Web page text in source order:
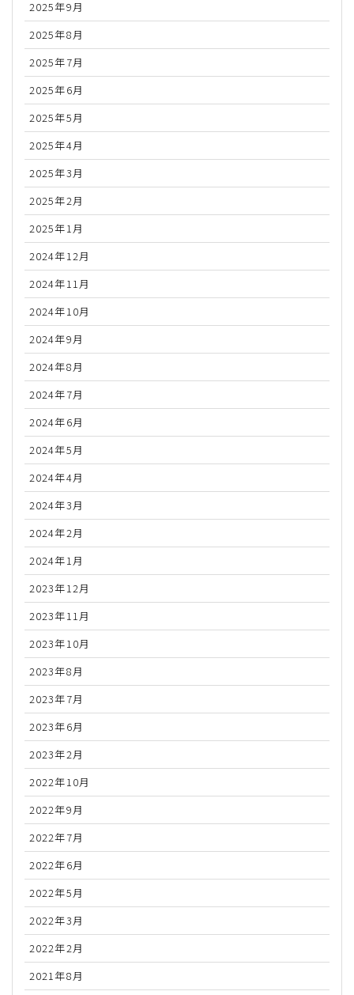
2025年9月
2025年8月
2025年7月
2025年6月
2025年5月
2025年4月
2025年3月
2025年2月
2025年1月
2024年12月
2024年11月
2024年10月
2024年9月
2024年8月
2024年7月
2024年6月
2024年5月
2024年4月
2024年3月
2024年2月
2024年1月
2023年12月
2023年11月
2023年10月
2023年8月
2023年7月
2023年6月
2023年2月
2022年10月
2022年9月
2022年7月
2022年6月
2022年5月
2022年3月
2022年2月
2021年8月